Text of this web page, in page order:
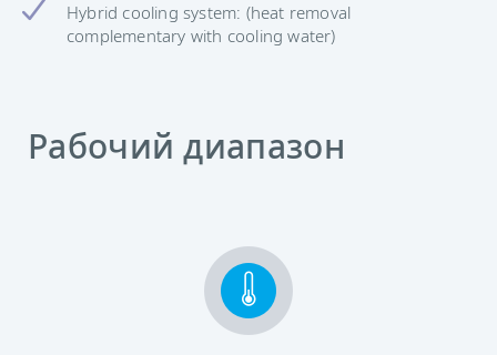
Hybrid cooling system: (heat removal
complementary with cooling water)
Рабочий диапазон